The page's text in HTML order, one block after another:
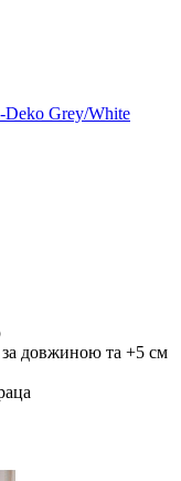
Grey/White
довжиною та +5 см